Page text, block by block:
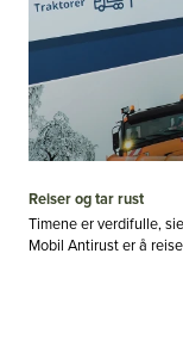
Reiser og tar rust
Timene er verdifulle,
Mobil Antirust er å